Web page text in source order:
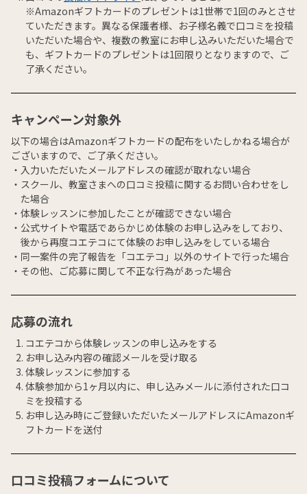
※Amazonギフトカードのプレゼントは1世帯で1回のみとさせ
ていただきます。異なる保護者様、お子様名義で口コミを投稿
いただいた場合や、複数の教室にお申し込みいただいた場合で
も、ギフトカードのプレゼントは1回限りとなりますので、ご
了承ください。
キャンペーン対象外
以下の場合はAmazonギフトカードの配布をいたしかねる場合が
ございますので、ご了承ください。
入力いただいたメールアドレスの確認が取れない場合
スクール、教室さまへの口コミ投稿に関するお問い合わせをし
た場合
体験レッスンに参加したことが確認できない場合
公式サイトや電話であらかじめ体験のお申し込みをしており、
後から再度コエテコにて体験のお申し込みをしている場合
同一案件の完了報告を「コエテコ」以外のサイトで行った場合
その他、ご応募に関して不正な行為があった場合
応募の流れ
コエテコから体験レッスンの申し込みをする
お申し込み内容の確認メールを受け取る
体験レッスンに参加する
体験参加から1ヶ月以内に、申し込みメールに添付された口コ
ミを投稿する
お申し込み時にご登録いただいたメールアドレスにAmazonギ
フトカードを送付
口コミ投稿フォームについて